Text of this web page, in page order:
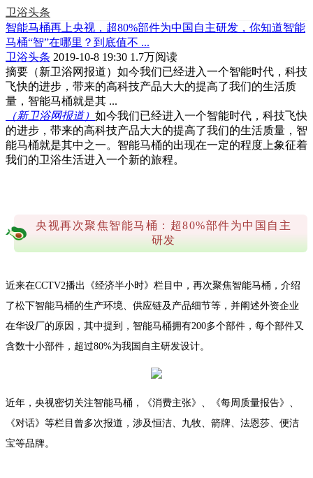
卫浴头条
智能马桶再上央视，超80%部件为中国自主研发，你知道智能
马桶“智”在哪里？到底值不 ...
卫浴头条 2019-10-8 19:30 1.7万阅读
摘要 （新卫浴网报道）如今我们已经进入一个智能时代，科技
飞快的进步，带来的高科技产品大大的提高了我们的生活质
量，智能马桶就是其 ...
（新卫浴网报道） 如今我们已经进入一个智能时代，科技飞快
的进步，带来的高科技产品大大的提高了我们的生活质量，智
能马桶就是其中之一。智能马桶的出现在一定的程度上象征着
我们的卫浴生活进入一个新的旅程。
央视再次聚焦智能马桶：超80%部件为中国自主
研发
近来在CCTV2播出《经济半小时》栏目中，再次聚焦智能马桶，介绍
了松下智能马桶的生产环境、供应链及产品细节等，并阐述外资企业
在华设厂的原因，其中提到，智能马桶拥有200多个部件，每个部件又
含数十小部件，超过80%为我国自主研发设计。
近年，央视密切关注智能马桶，《消费主张》、《每周质量报告》、
《对话》等栏目曾多次报道，涉及恒洁、九牧、箭牌、法恩莎、便洁
宝等品牌。